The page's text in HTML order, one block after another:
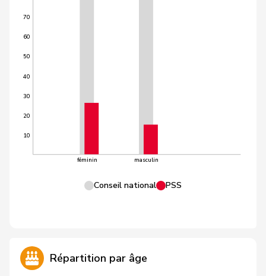
10
20
30
40
50
60
70
féminin masculin
Conseil national PSS
Répartition par âge